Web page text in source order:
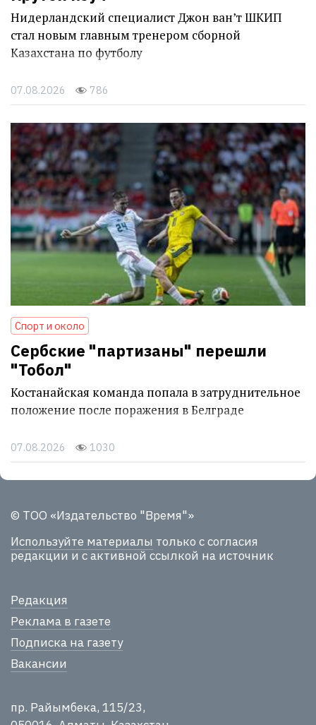
Нидерландский специалист Джон ван’т ШКИП
стал новым главным тренером сборной
Казахстана по футболу
07.08.2026 786
Спорт и около
Сербские "партизаны" перешли
"Тобол"
Костанайская команда попала в затруднительное
положение после поражения в Белграде
07.08.2026 1030
© ТОО «Издательство "Время"»
Используйте материалы только с согласия
редакции и с активной ссылкой на источник
Редакция
Реклама в газете
Подписка на газету
Вакансии
пр. Райымбека, 115/23,